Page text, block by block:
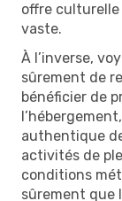
offre
vaste.
À l’inverse,
sûrement de
bénéficier de
authentique
activités de
conditions
sûrement que